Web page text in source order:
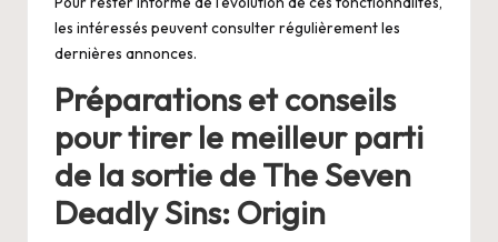
les intéressés peuvent consulter régulièrementles
dernières annonces.
Préparations et conseils
pour tirer le meilleur parti
de la sortie de The Seven
Deadly Sins: Origin